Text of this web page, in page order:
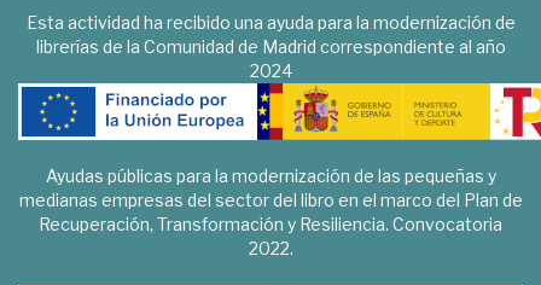
Esta actividad ha recibido una ayuda para la modernización de
librerías de la Comunidad de Madrid correspondiente al año
2024
Ayudas públicas para la modernización de las pequeñas y
medianas empresas del sector del libro en el marco del Plan de
Recuperación, Transformación y Resiliencia. Convocatoria
2022.